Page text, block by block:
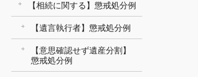
【相続に関する】懲戒処分例
【遺言執行者】懲戒処分例
【意思確認せず遺産分割】
懲戒処分例